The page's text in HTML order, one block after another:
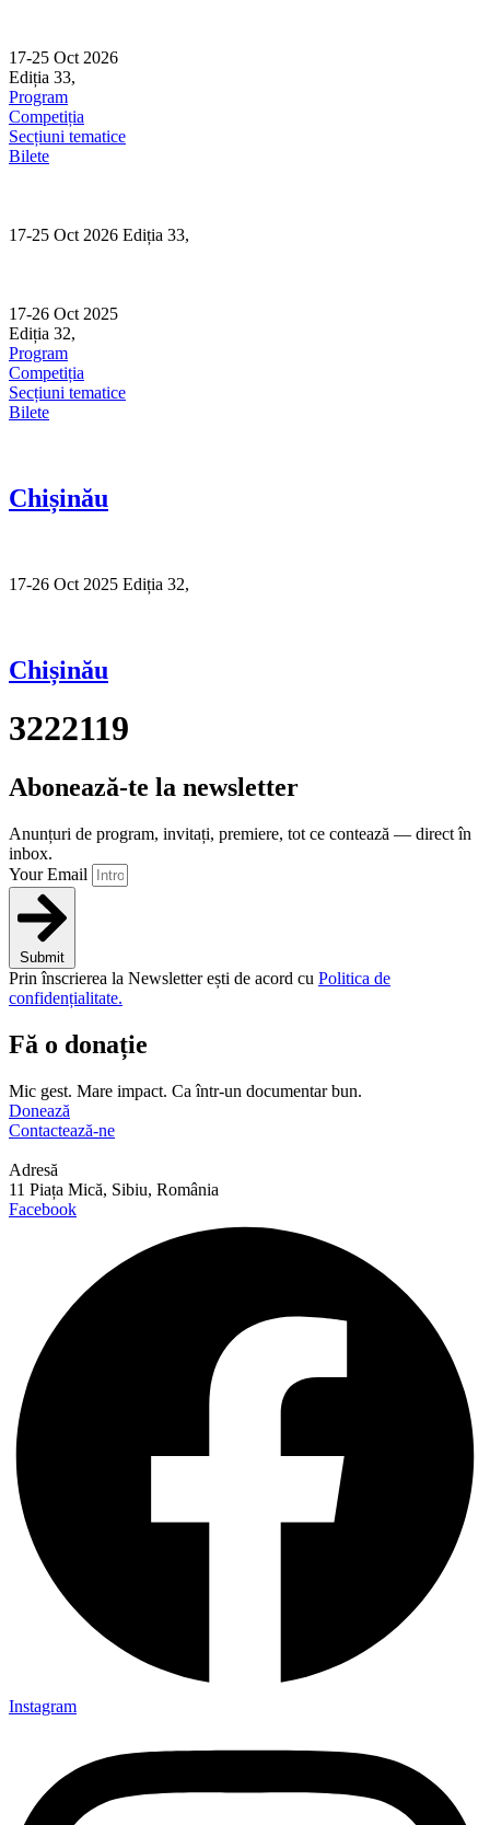
content
17-25 Oct 2026
Ediția 33,
Program
Competiția
Secțiuni tematice
Bilete
17-25 Oct 2026 Ediția 33,
17-26 Oct 2025
Ediția 32,
Program
Competiția
Secțiuni tematice
Bilete
Chișinău
17-26 Oct 2025 Ediția 32,
Chișinău
3222119
Abonează-te la newsletter
Anunțuri de program, invitați, premiere, tot ce contează — direct în
inbox.
Your Email
Submit
Prin înscrierea la Newsletter ești de acord cu Politica de
confidențialitate.
Fă o donație
Mic gest. Mare impact. Ca într-un documentar bun.
Donează
Contactează-ne
Adresă
11 Piața Mică, Sibiu, România
Facebook
Instagram